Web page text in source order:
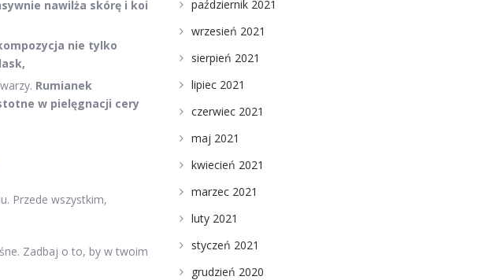
nawilża skórę i koi
nie tylko
Rumianek
w pielęgnacji cery
Przede wszystkim,
Zadbaj o to, by w twoim
październik 2021
wrzesień 2021
sierpień 2021
lipiec 2021
czerwiec 2021
maj 2021
kwiecień 2021
marzec 2021
luty 2021
styczeń 2021
grudzień 2020